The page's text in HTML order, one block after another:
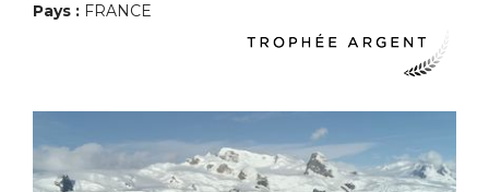
Pays : FRANCE